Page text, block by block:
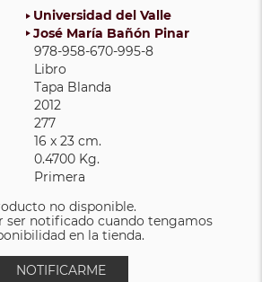
Universidad del Valle
José María Bañón Pinar
978-958-670-995-8
Libro
Tapa Blanda
2012
277
16 x 23 cm.
0.4700 Kg.
Primera
no disponible.
ser notificado cuando tengamos
en la tienda.
NOTIFICARME